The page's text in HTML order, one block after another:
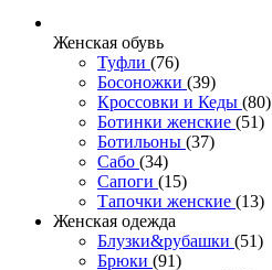
Женcкая обувь
Туфли (76)
Босоножки (39)
Кроссовки и Кеды (80)
Ботинки женские (51)
Ботильоны (37)
Сабо (34)
Сапоги (15)
Тапочки женские (13)
Женская одежда
Блузки&рубашки (51)
Брюки (91)